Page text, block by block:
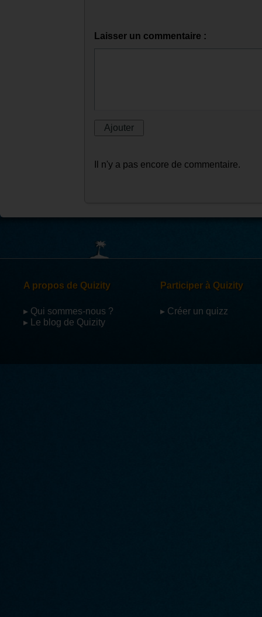
Laisser un commentaire :
Il n'y a pas encore de commentaire.
A propos de Quizity
▸ Qui sommes-nous ?
▸ Le blog de Quizity
Participer à Quizity
▸ Créer un quizz